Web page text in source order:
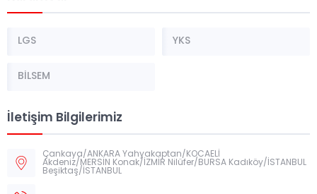
LGS YKS
BİLSEM
İletişim Bilgilerimiz
Çankaya/ANKARA Yahyakaptan/KOCAELİ
Akdeniz/MERSİN Konak/İZMİR Nilüfer/BURSA Kadıköy/İSTANBUL
Beşiktaş/İSTANBUL